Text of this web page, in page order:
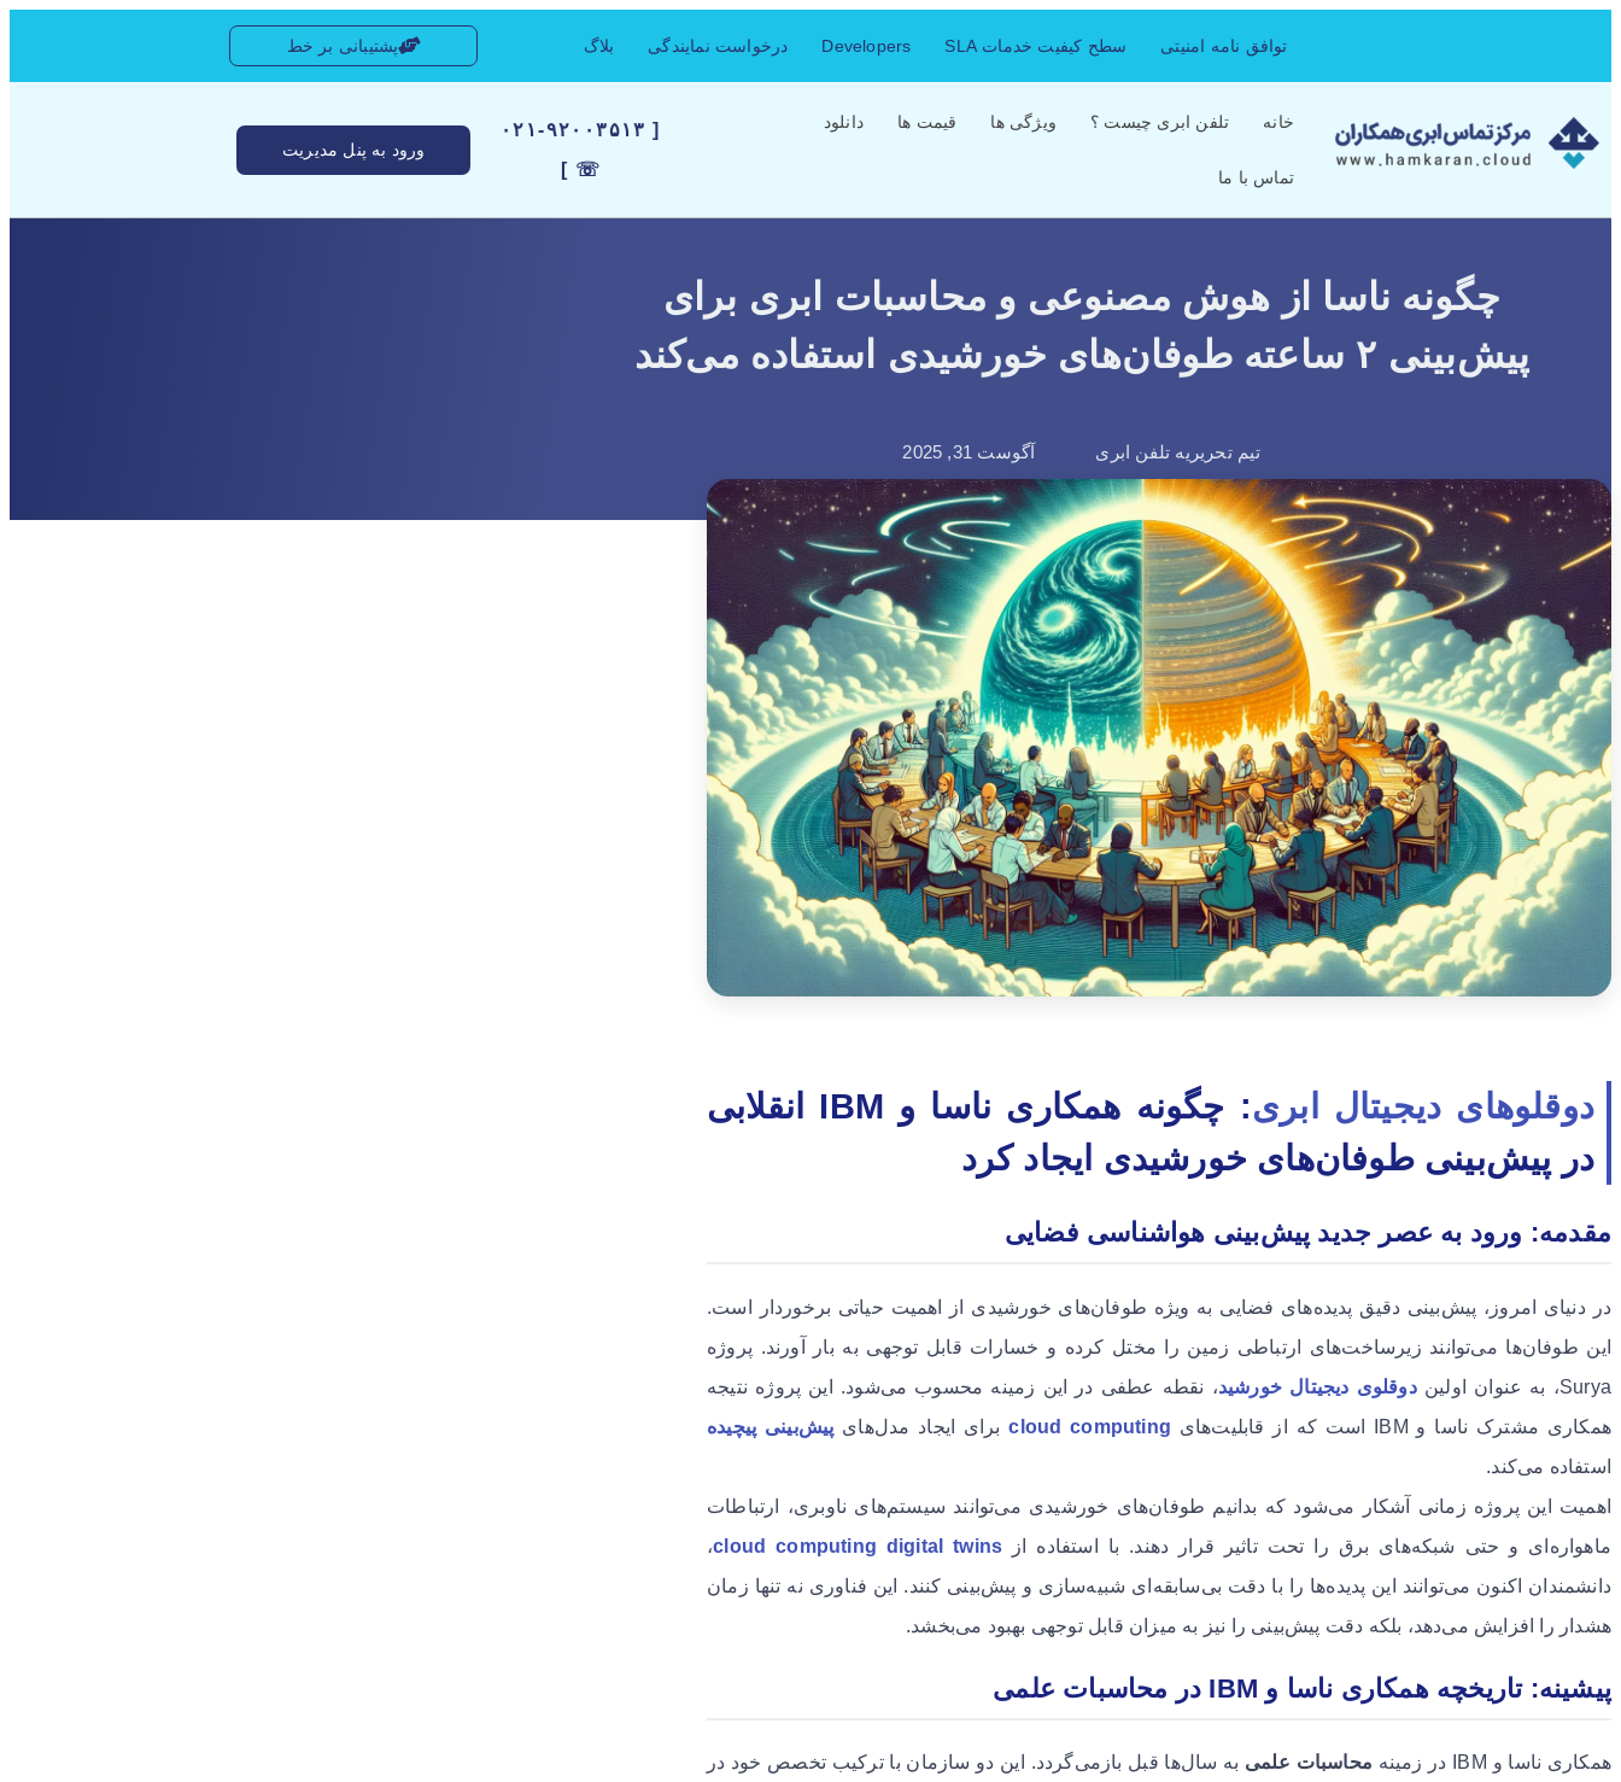
توافق نامه امنیتی سطح کیفیت خدمات SLA Developers درخواست نمایندگی بلاگ پشتیبانی بر خط
خانه تلفن ابری چیست ؟ ویژگی ها قیمت ها دانلود
تماس با ما
[ ۰۲۱-۹۲۰۰۳۵۱۳
☏ ]
ورود به پنل مدیریت
چگونه ناسا از هوش مصنوعی و محاسبات ابری برای
پیش‌بینی ۲ ساعته طوفان‌های خورشیدی استفاده می‌کند
تیم تحریریه تلفن ابری آگوست 31, 2025
دوقلوهای دیجیتال ابری
: چگونه همکاری ناسا و IBM انقلابی
در پیش‌بینی طوفان‌های خورشیدی ایجاد کرد
مقدمه: ورود به عصر جدید پیش‌بینی هواشناسی فضایی
در دنیای امروز، پیش‌بینی دقیق پدیده‌های فضایی به ویژه طوفان‌های خورشیدی از اهمیت حیاتی برخوردار است.
این طوفان‌ها می‌توانند زیرساخت‌های ارتباطی زمین را مختل کرده و خسارات قابل توجهی به بار آورند. پروژه
Surya، به عنوان اولین
دوقلوی دیجیتال خورشید، نقطه عطفی در این زمینه محسوب می‌شود. این پروژه نتیجه
همکاری مشترک ناسا و IBM است که از قابلیت‌های
cloud computingبرای ایجاد مدل‌های پیش‌بینی پیچیده
استفاده می‌کند.
اهمیت این پروژه زمانی آشکار می‌شود که بدانیم طوفان‌های خورشیدی می‌توانند سیستم‌های ناوبری، ارتباطات
ماهواره‌ای و حتی شبکه‌های برق را تحت تاثیر قرار دهند. با استفاده از cloud computing digital twins،
دانشمندان اکنون می‌توانند این پدیده‌ها را با دقت بی‌سابقه‌ای شبیه‌سازی و پیش‌بینی کنند. این فناوری نه تنها زمان
هشدار را افزایش می‌دهد، بلکه دقت پیش‌بینی را نیز به میزان قابل توجهی بهبود می‌بخشد.
پیشینه: تاریخچه همکاری ناسا و IBM در محاسبات علمی
همکاری ناسا و IBM در زمینه محاسبات علمی به سال‌ها قبل بازمی‌گردد. این دو سازمان با ترکیب تخصص خود در